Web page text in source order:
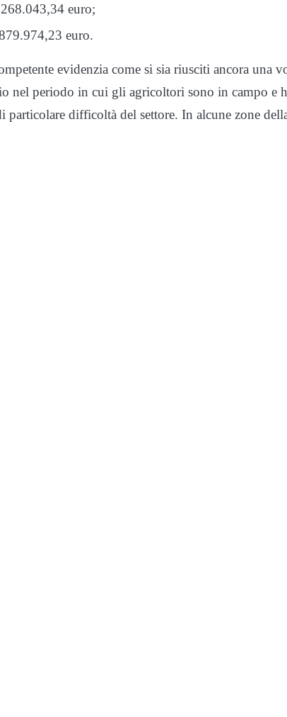
euro;
euro.
evidenzia come si sia riusciti ancora una
nel periodo in cui gli agricoltori sono in campo e
difficoltà del settore. In alcune zone